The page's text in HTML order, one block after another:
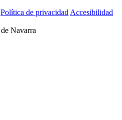
Política de privacidad Accesibilidad